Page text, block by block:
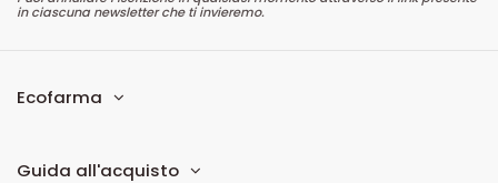
in ciascuna newsletter che ti invieremo.
Ecofarma
Guida all'acquisto